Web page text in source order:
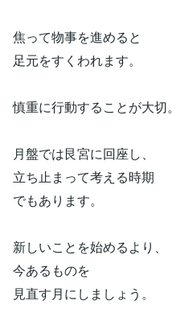
焦って物事を進めると
足元をすくわれます。
慎重に行動することが大切。
月盤では艮宮に回座し、
立ち止まって考える時期
でもあります。
新しいことを始めるより、
今あるものを
見直す月にしましょう。